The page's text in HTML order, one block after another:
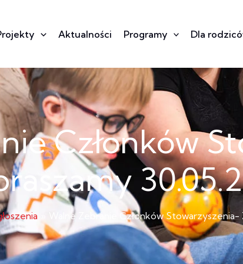
Aktualności Programy Dla
Członków
Walne Zebranie Członków